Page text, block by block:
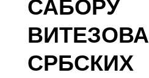
САБОРУ
ВИТЕЗОВА
СРБСКИХ